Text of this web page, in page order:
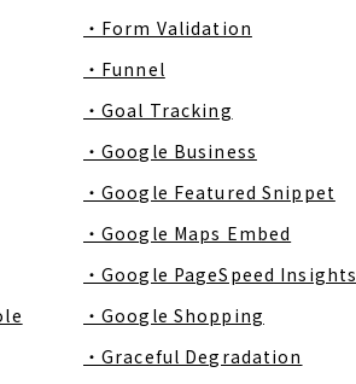
・Form Validation
・Funnel
・Goal Tracking
・Google Business
・Google Featured Snippet
・Google Maps Embed
・Google PageSpeed Insights
・Google Shopping
・Graceful Degradation